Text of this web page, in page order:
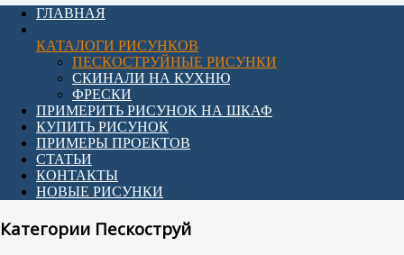
ГЛАВНАЯ
КАТАЛОГИ РИСУНКОВ
ПЕСКОСТРУЙНЫЕ РИСУНКИ
СКИНАЛИ НА КУХНЮ
ФРЕСКИ
ПРИМЕРИТЬ РИСУНОК НА ШКАФ
КУПИТЬ РИСУНОК
ПРИМЕРЫ ПРОЕКТОВ
СТАТЬИ
КОНТАКТЫ
НОВЫЕ РИСУНКИ
Категории Пескоструй